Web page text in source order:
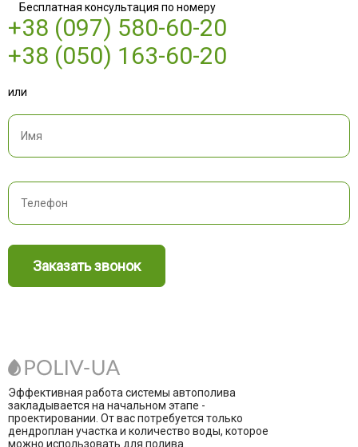
Бесплатная консультация по номеру
+38 (097) 580-60-20
+38 (050) 163-60-20
или
Заказать звонок
Эффективная работа системы автополива
закладывается на начальном этапе -
проектировании. От вас потребуется только
дендроплан участка и количество воды, которое
можно использовать для полива.